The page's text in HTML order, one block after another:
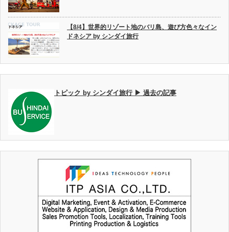
【8/4】世界的リゾート地のバリ島、遊び方色々なイン
ドネシア by シンダイ旅行
トピック by シンダイ旅行 ▶ 過去の記事